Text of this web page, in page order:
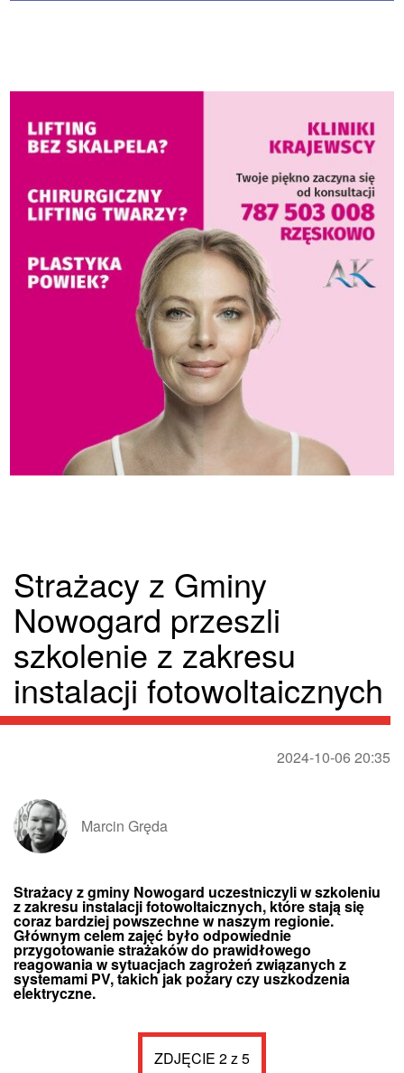
Strażacy z Gminy
Nowogard przeszli
szkolenie z zakresu
instalacji fotowoltaicznych
2024-10-06 20:35
Marcin Gręda
Strażacy z gminy Nowogard uczestniczyli w szkoleniu
z zakresu instalacji fotowoltaicznych, które stają się
coraz bardziej powszechne w naszym regionie.
Głównym celem zajęć było odpowiednie
przygotowanie strażaków do prawidłowego
reagowania w sytuacjach zagrożeń związanych z
systemami PV, takich jak pożary czy uszkodzenia
elektryczne.
ZDJĘCIE 2 z 5